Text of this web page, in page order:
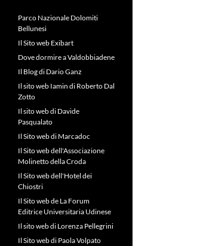
Parco Nazionale Dolomiti
Bellunesi
Il Sito web Exibart
Dove dormire a Valdobbiadene
Il Blog di Dario Ganz
Il sito web Iamin di Roberto Dal
Zotto
Il sito web di Davide
Pasqualato
Il Sito web di Marcadoc
Il Sito web dell'Associazione
Molinetto della Croda
Il Sito web dell'Hotel dei
Chiostri
Il Sito web de La Forum
Editrice Universitaria Udinese
Il sito web di Lorenza Pellegrini
Il Sito web di Paola Volpato